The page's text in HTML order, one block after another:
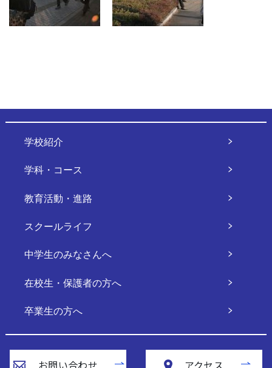
学校紹介
学科・コース
教育活動・進路
スクールライフ
中学生のみなさんへ
在校生・保護者の方へ
卒業生の方へ